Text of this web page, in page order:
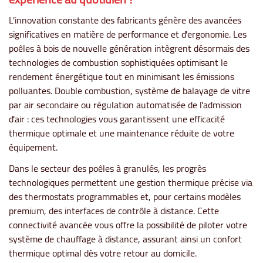
L'innovation constante des fabricants génère des avancées
significatives en matière de performance et d'ergonomie. Les
poêles à bois de nouvelle génération intègrent désormais des
technologies de combustion sophistiquées optimisant le
rendement énergétique tout en minimisant les émissions
polluantes. Double combustion, système de balayage de vitre
par air secondaire ou régulation automatisée de l'admission
d'air : ces technologies vous garantissent une efficacité
thermique optimale et une maintenance réduite de votre
équipement.
Dans le secteur des poêles à granulés, les progrès
technologiques permettent une gestion thermique précise via
des thermostats programmables et, pour certains modèles
premium, des interfaces de contrôle à distance. Cette
connectivité avancée vous offre la possibilité de piloter votre
système de chauffage à distance, assurant ainsi un confort
thermique optimal dès votre retour au domicile.